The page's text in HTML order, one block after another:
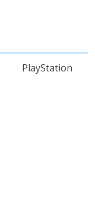
PlayStation